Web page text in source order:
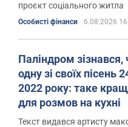
проєкт соціального житла
Особисті фінанси 6.08.2026
Паліндром
одну зі своїх пісень
2022 року: таке
для розмов на кухні
Текст видався артисту